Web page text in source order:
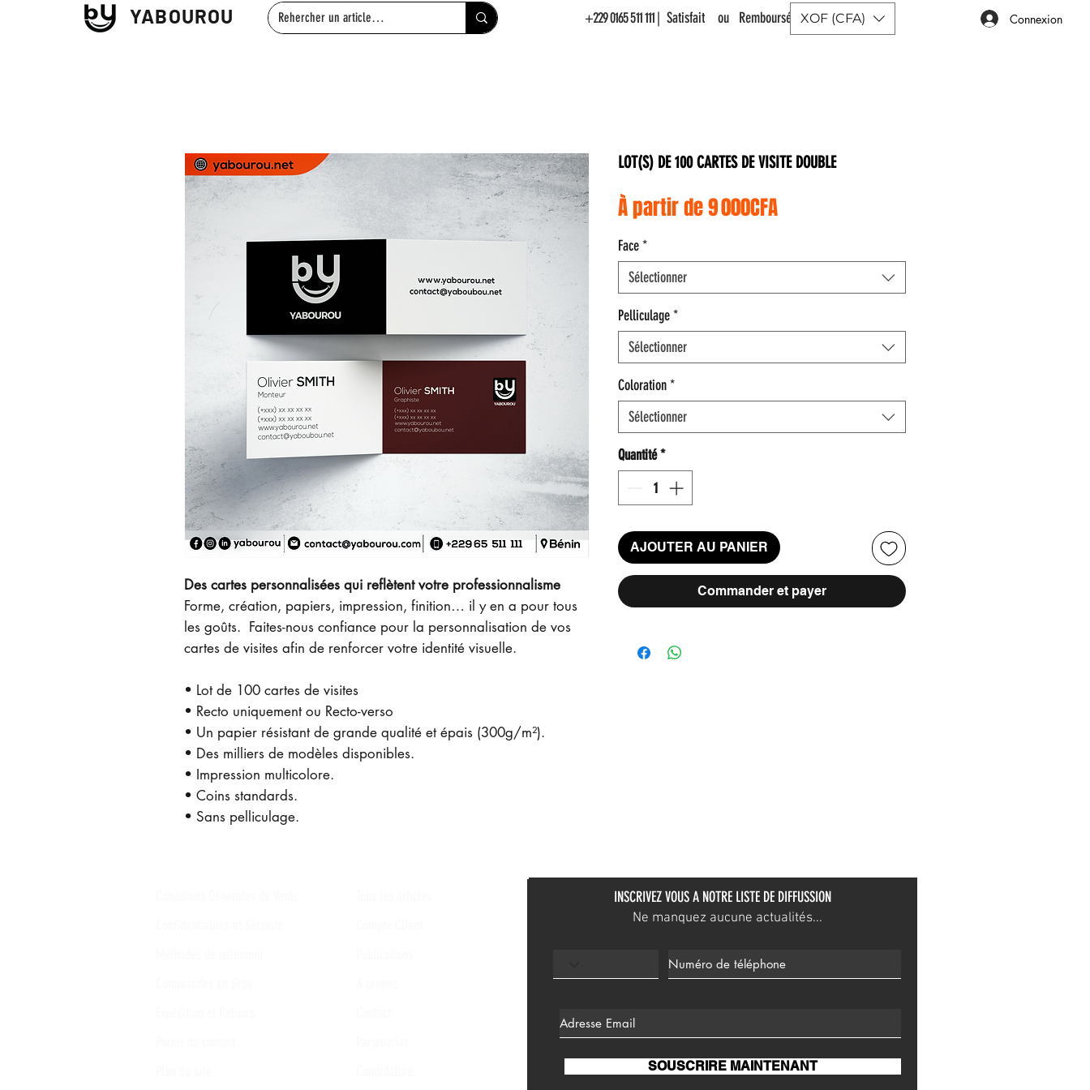
YABOUROU +229 0165 511 111| Satisfait ou Remboursé | Connexion
XOF (CFA)
Des cartes personnalisées qui reflètent votre professionnalisme
Forme, création, papiers, impression, finition… il y en a pour tous
les goûts. Faites-nous confiance pour la personnalisation de vos
cartes de visites afin de renforcer votre identité visuelle.
• Lot de 100 cartes de visites
• Recto uniquement ou Recto-verso
• Un papier résistant de grande qualité et épais (300g/m²).
• Des milliers de modèles disponibles.
• Impression multicolore.
• Coins standards.
• Sans pelliculage.
LOT(S) DE 100 CARTES DE VISITE DOUBLE
À partir de9 000CFAPrix promotionnel
Face*
Sélectionner
Pelliculage*
Sélectionner
Coloration*
Sélectionner
Quantité*
AJOUTER AU PANIER
Commander et payer
INSCRIVEZ VOUS A NOTRE LISTE DE DIFFUSSION
Ne manquez aucune actualités...
SOUSCRIRE MAINTENANT